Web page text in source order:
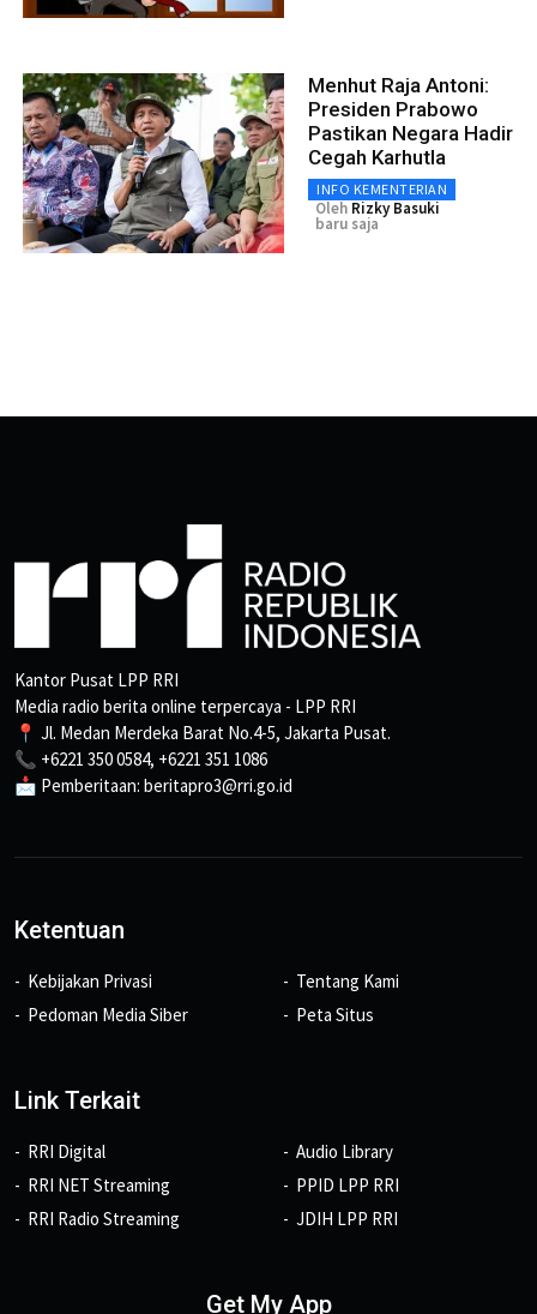
Menhut Raja Antoni:
Presiden Prabowo
Pastikan Negara Hadir
Cegah Karhutla
INFO KEMENTERIAN
Oleh Rizky Basuki
baru saja
Kantor Pusat LPP RRI
Media radio berita online terpercaya - LPP RRI
📍 Jl. Medan Merdeka Barat No.4-5, Jakarta Pusat.
📞 +6221 350 0584, +6221 351 1086
📩 Pemberitaan: beritapro3@rri.go.id
Ketentuan
Kebijakan Privasi
Pedoman Media Siber
Tentang Kami
Peta Situs
Link Terkait
RRI Digital
RRI NET Streaming
RRI Radio Streaming
Audio Library
PPID LPP RRI
JDIH LPP RRI
Get My App